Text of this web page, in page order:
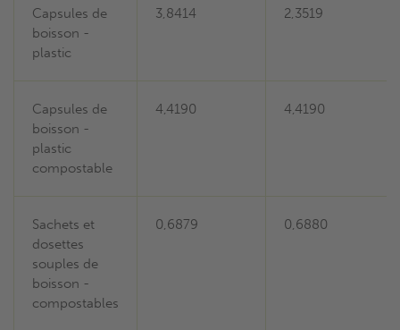
Capsules de
boisson -
plastic
3,8414 2,3519
Capsules de
boisson -
plastic
compostable
4,4190 4,4190
Sachets et
dosettes
souples de
boisson -
compostables
0,6879 0,6880